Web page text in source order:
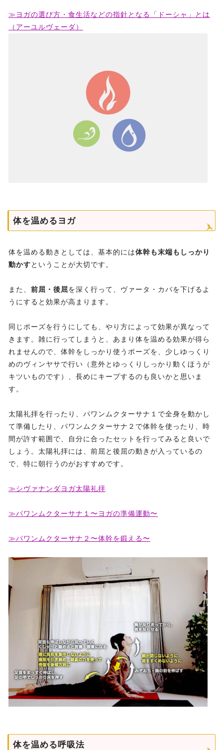
≫ヨガの選び方・食生活などの指針となる「ドーシャ」とは
（アーユルヴェーダ）
体を温めるヨガ
体を温める動きとしては、基本的には体幹も末端もしっかり
動かすということが大切です。
また、 前屈・後屈を深く行って、ヴァータ・カパを下げるよ
うにすると効果が高まります。
同じポーズを行うにしても、やり方によって効果が異なって
きます。雑に行ってしまうと、あまり体を温める効果が得ら
れませんので、体幹をしっかり使うポーズを、少しゆっくり
めのヴィンヤサで行い（意外とゆっくりしっかり動くほうが
キツいものです）、長めにキープするのも良いかと思いま
す。
太陽礼拝を行ったり、パワンムクターサナ１で全身を動かし
て準備したり、パワンムクターサナ２で体幹を使ったり、時
間が許す範囲で、自分に合ったセットを行ってみると良いで
しょう。太陽礼拝には、前屈と後屈の動きが入っているの
で、特に朝行うのがおすすめです。
≫シヴァナンダヨガ太陽礼拝
≫パワンムクターサナ１〜ヨガの準備運動〜
≫パワンムクターサナ２〜体幹を鍛える〜
体を温める呼吸法